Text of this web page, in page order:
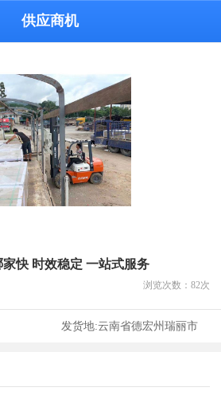
供应商机
快 时效稳定 一站式服务
浏览次数： 82次
发货地:云南省德宏州瑞丽市